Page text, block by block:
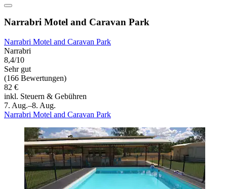
Narrabri Motel and Caravan Park
Narrabri Motel and Caravan Park
Narrabri
8,4/10
Sehr gut
(166 Bewertungen)
82 €
inkl. Steuern & Gebühren
7. Aug.–8. Aug.
Narrabri Motel and Caravan Park